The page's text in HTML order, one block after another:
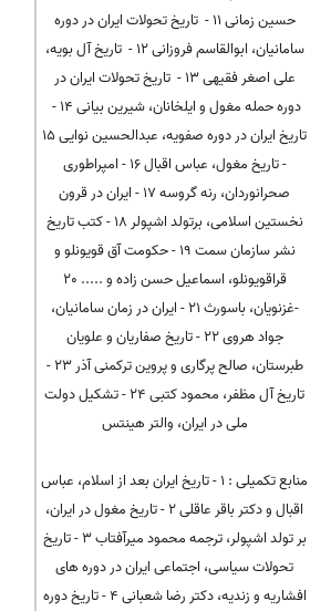
حسین زمانی 11 - تاریخ تحولات ایران در دوره
سامانیان، ابوالقاسم فروزانی 12 - تاریخ آل بویه،
علی اصغر فقیهی 13 - تاریخ تحولات ایران در
دوره حمله مغول و ایلخانان، شیرین بیانی 14 -
تاریخ ایران در دوره صفویه، عبدالحسین نوایی 15
- تاریخ مغول، عباس اقبال 16 - امپراطوری
صحرانوردان، رنه گروسه 17 - ایران در قرون
نخستین اسلامی، برتولد اشپولر 18 - كتب تاریخ
نشر سازمان سمت 19 - حكومت آق قویونلو و
قراقویونلو، اسماعیل حسن زاده و ..... 20
-غزنویان، باسورث 21 - ایران در زمان سامانیان،
جواد هروی 22 - تاریخ صفاریان و علویان
طبرستان، صالح پرگاری و پروین تركمنی آذر 23 -
تاریخ آل مظفر، محمود كتبی 24 - تشكیل دولت
ملی در ایران، والتر هینتس
منابع تکمیلی : 1 - تاریخ ایران بعد از اسلام، عباس
اقبال و دكتر باقر عاقلی 2 - تاریخ مغول در ایران،
بر تولد اشپولر، ترجمه محمود میرآفتاب 3 - تاریخ
تحولات سیاسی، اجتماعی ایران در دوره های
افشاریه و زندیه، دكتر رضا شعبانی 4 - تاریخ دوره